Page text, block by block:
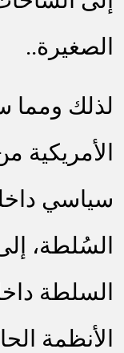
الصغيرة..
لذلك ومما
الأمريكية
سياسي
السُلطة،
السلطة
الأنظمة